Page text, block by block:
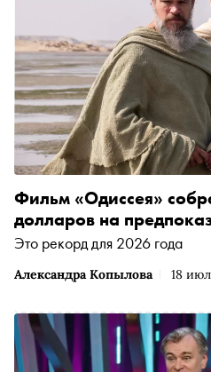
Александра Копылова 18
Фильм «Одиссея»
долларов на
Это рекорд для 2026 года